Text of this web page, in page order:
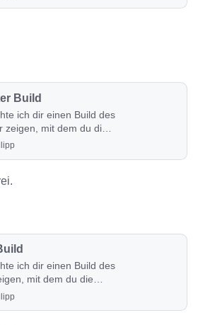
Build
ich dir einen Build des
mit dem du die
durchspielen
ich dir einen Build des
mit dem du die
durchspielen